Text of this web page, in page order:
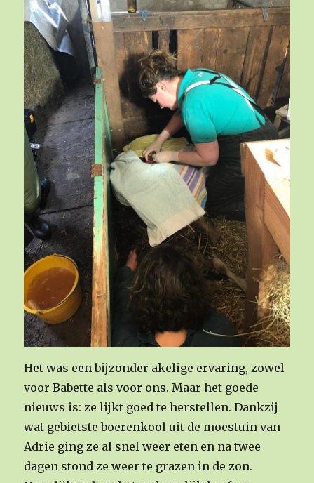
Het was een bijzonder akelige ervaring, zowel
voor Babette als voor ons. Maar het goede
nieuws is: ze lijkt goed te herstellen. Dankzij
wat gebietste boerenkool uit de moestuin van
Adrie ging ze al snel weer eten en na twee
dagen stond ze weer te grazen in de zon.